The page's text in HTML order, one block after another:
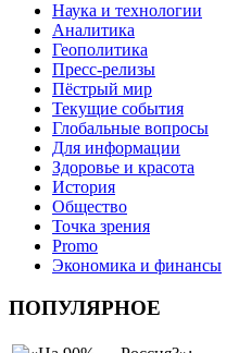
Наука и технологии
Аналитика
Геополитика
Пресс-релизы
Пёстрый мир
Текущие события
Глобальные вопросы
Для информации
Здоровье и красота
История
Общество
Точка зрения
Promo
Экономика и финансы
ПОПУЛЯРНОЕ